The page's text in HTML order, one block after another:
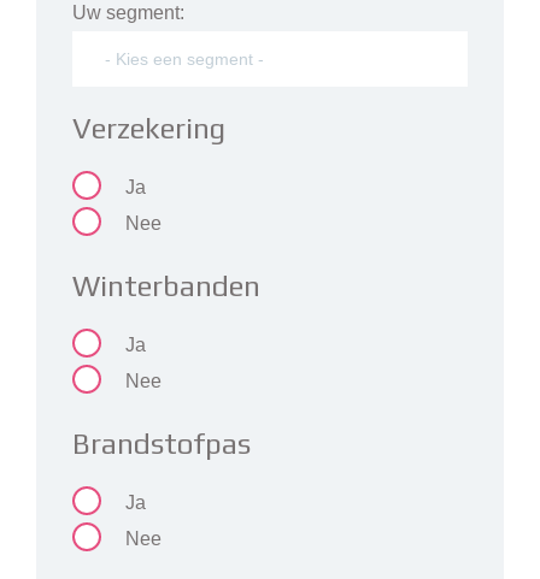
Uw segment:
Verzekering
Ja
Nee
Winterbanden
Ja
Nee
Brandstofpas
Ja
Nee